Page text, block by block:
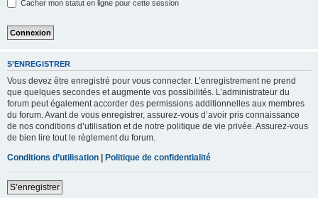
Cacher mon statut en ligne pour cette session
S’ENREGISTRER
Vous devez être enregistré pour vous connecter. L’enregistrement ne prend
que quelques secondes et augmente vos possibilités. L’administrateur du
forum peut également accorder des permissions additionnelles aux membres
du forum. Avant de vous enregistrer, assurez-vous d’avoir pris connaissance
de nos conditions d’utilisation et de notre politique de vie privée. Assurez-vous
de bien lire tout le règlement du forum.
Conditions d’utilisation | Politique de confidentialité
S’enregistrer